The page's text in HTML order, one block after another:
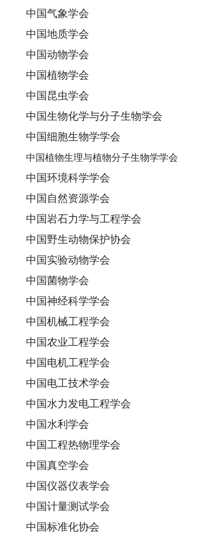
中国气象学会
中国地质学会
中国动物学会
中国植物学会
中国昆虫学会
中国生物化学与分子生物学会
中国细胞生物学学会
中国植物生理与植物分子生物学学会
中国环境科学学会
中国自然资源学会
中国岩石力学与工程学会
中国野生动物保护协会
中国实验动物学会
中国菌物学会
中国神经科学学会
中国机械工程学会
中国农业工程学会
中国电机工程学会
中国电工技术学会
中国水力发电工程学会
中国水利学会
中国工程热物理学会
中国真空学会
中国仪器仪表学会
中国计量测试学会
中国标准化协会